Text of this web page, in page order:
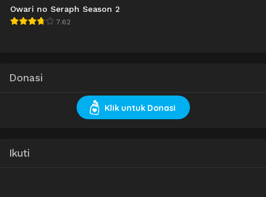
Owari no Seraph Season 2
7.62
Donasi
Klik untuk Donasi
Ikuti